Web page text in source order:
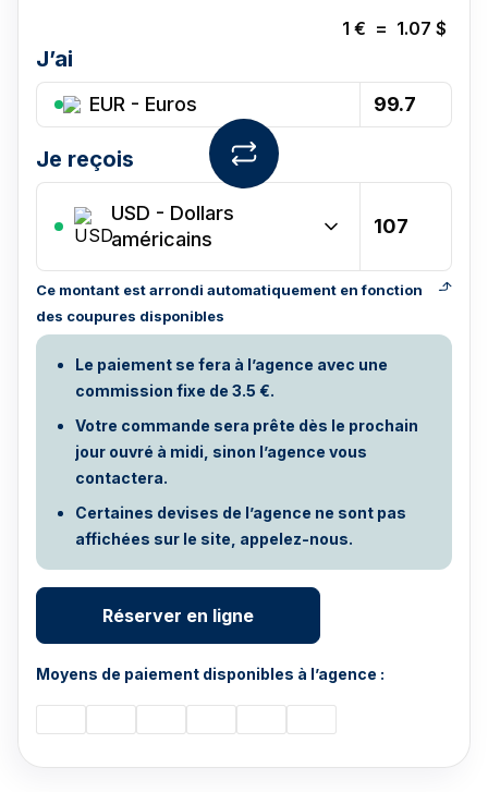
1 € = 1.07 $
J’ai
EUR - Euros
Je reçois
USD - Dollars
américains
Ce montant est arrondi automatiquement en fonction
des coupures disponibles
Le paiement se fera à l’agence avec une
commission fixe de 3.5 €.
Votre commande sera prête dès le prochain
jour ouvré à midi, sinon l’agence vous
contactera.
Certaines devises de l’agence ne sont pas
affichées sur le site, appelez-nous.
Réserver en ligne
Moyens de paiement disponibles à l’agence :